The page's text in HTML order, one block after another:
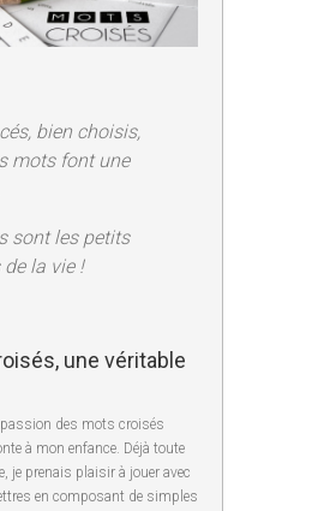
bien choisis,
mots font une
sont les petits
la vie !
une véritable
des mots croisés
à mon enfance. Déjà toute
je prenais plaisir à jouer avec
en composant de simples